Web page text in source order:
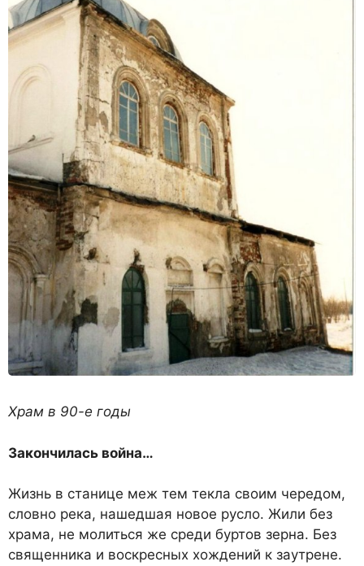
Храм в 90-е годы
Закончилась война…
Жизнь в станице меж тем текла своим чередом,
словно река, нашедшая новое русло. Жили без
храма, не молиться же среди буртов зерна. Без
священника и воскресных хождений к заутрене.